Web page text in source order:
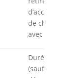
de chaleur
avec
Durée
(sauf